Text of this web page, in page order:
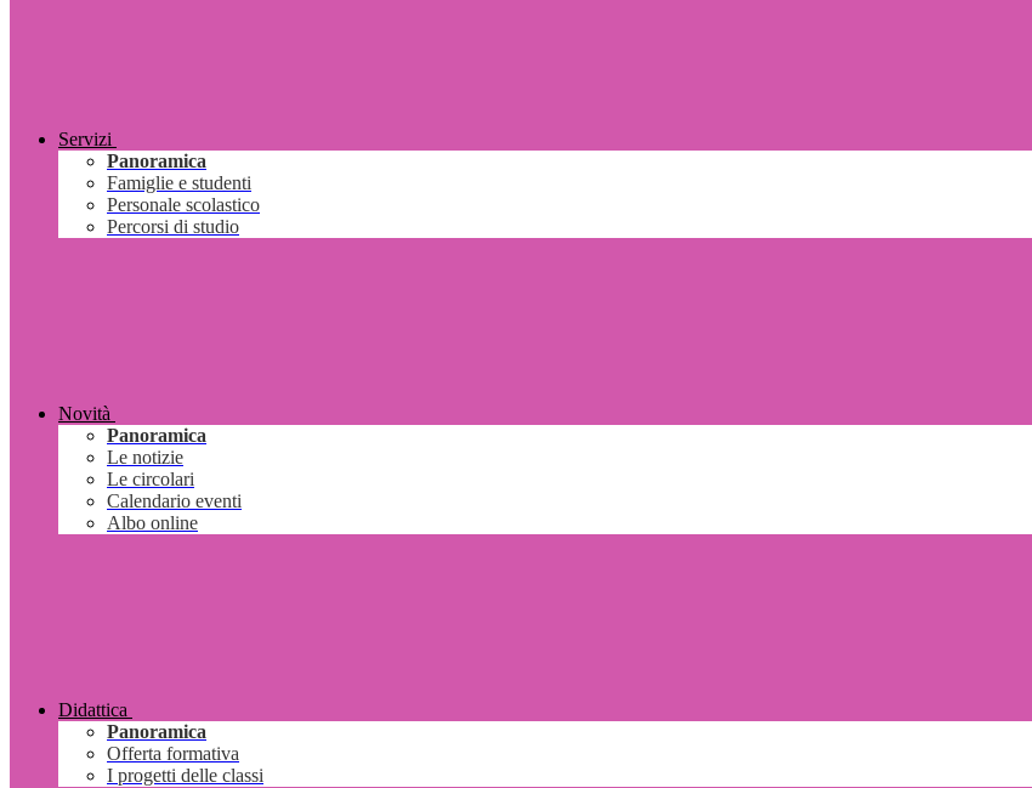
Servizi
Panoramica
Famiglie e studenti
Personale scolastico
Percorsi di studio
Novità
Panoramica
Le notizie
Le circolari
Calendario eventi
Albo online
Didattica
Panoramica
Offerta formativa
I progetti delle classi